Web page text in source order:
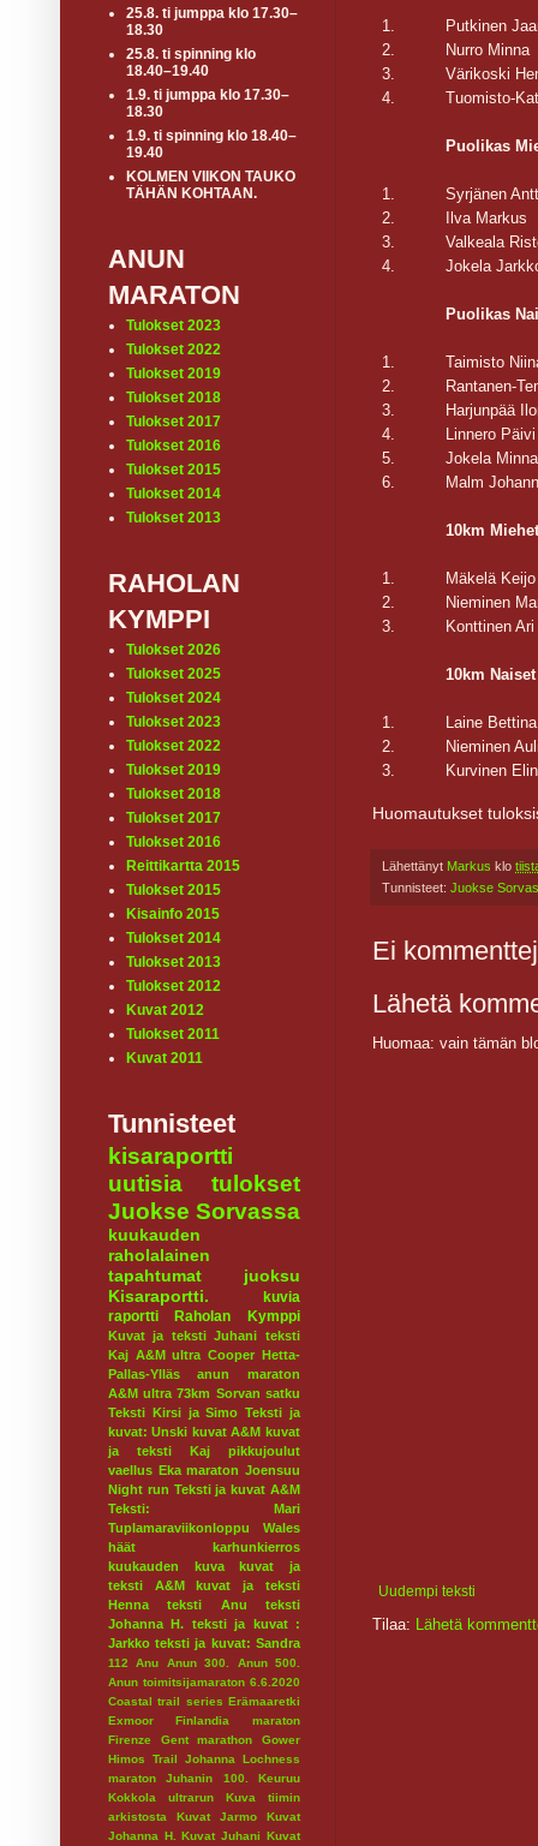
1.
Putkinen
2.
Nurro Minna
3.
Värikoski
4.
Tuomisto-
Puolikas
1.
Syrjänen
2.
Ilva Markus
3.
Valkeala
4.
Jokela
Puolikas
1.
Taimisto
2.
Rantanen-
3.
Harjunpää
4.
Linnero Päivi
5.
Jokela Minna
6.
Malm
10km
1.
Mäkelä Keijo
2.
Nieminen
3.
Konttinen Ari
10km Naiset
1.
Laine Bettina
2.
Nieminen
3.
Kurvinen
Huomautukset
Lähettänyt Markus klo
Tunnisteet: Juokse
Ei
Lähetä
Huomaa: vain tämän
Uudempi teksti
Tilaa: Lähetä
25.8. ti jumppa klo 17.30–
18.30
25.8. ti spinning klo
18.40–19.40
1.9. ti jumppa klo 17.30–
18.30
1.9. ti spinning klo 18.40–
19.40
KOLMEN VIIKON TAUKO
TÄHÄN KOHTAAN.
ANUN
MARATON
Tulokset 2023
Tulokset 2022
Tulokset 2019
Tulokset 2018
Tulokset 2017
Tulokset 2016
Tulokset 2015
Tulokset 2014
Tulokset 2013
RAHOLAN
KYMPPI
Tulokset 2026
Tulokset 2025
Tulokset 2024
Tulokset 2023
Tulokset 2022
Tulokset 2019
Tulokset 2018
Tulokset 2017
Tulokset 2016
Reittikartta 2015
Tulokset 2015
Kisainfo 2015
Tulokset 2014
Tulokset 2013
Tulokset 2012
Kuvat 2012
Tulokset 2011
Kuvat 2011
Tunnisteet
kisaraportti
uutisia
tulokset
Juokse Sorvassa
kuukauden
raholalainen
tapahtumat
juoksu
Kisaraportti.
kuvia
raportti
Raholan Kymppi
Kuvat ja teksti Juhani teksti
Kaj A&M ultra Cooper Hetta-
Pallas-Ylläs
anun maraton
A&M ultra 73km Sorvan satku
Teksti Kirsi ja Simo Teksti ja
kuvat: Unski kuvat A&M kuvat
ja teksti Kaj
pikkujoulut
vaellus Eka maraton Joensuu
Night run Teksti ja kuvat A&M
Teksti: Mari
Tuplamaraviikonloppu
Wales
häät
karhunkierros
kuukauden kuva
kuvat ja
teksti A&M
kuvat ja teksti
Henna
teksti Anu
teksti
Johanna H. teksti ja kuvat :
Jarkko teksti ja kuvat: Sandra
112 Anu Anun 300.
Anun 500.
Anun toimitsijamaraton 6.6.2020
Coastal trail series Erämaaretki
Exmoor
Finlandia maraton
Firenze
Gent marathon
Gower
Himos Trail
Johanna Lochness
maraton
Juhanin 100.
Keuruu
Kokkola ultrarun
Kuva tiimin
arkistosta
Kuvat Jarmo
Kuvat
Johanna H.
Kuvat Juhani Kuvat